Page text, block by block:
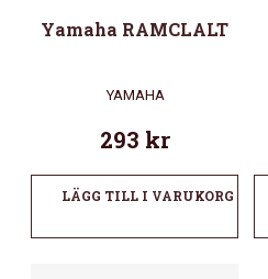
Yamaha RAMCLALT
YAMAHA
293 kr
LÄGG TILL I VARUKORG